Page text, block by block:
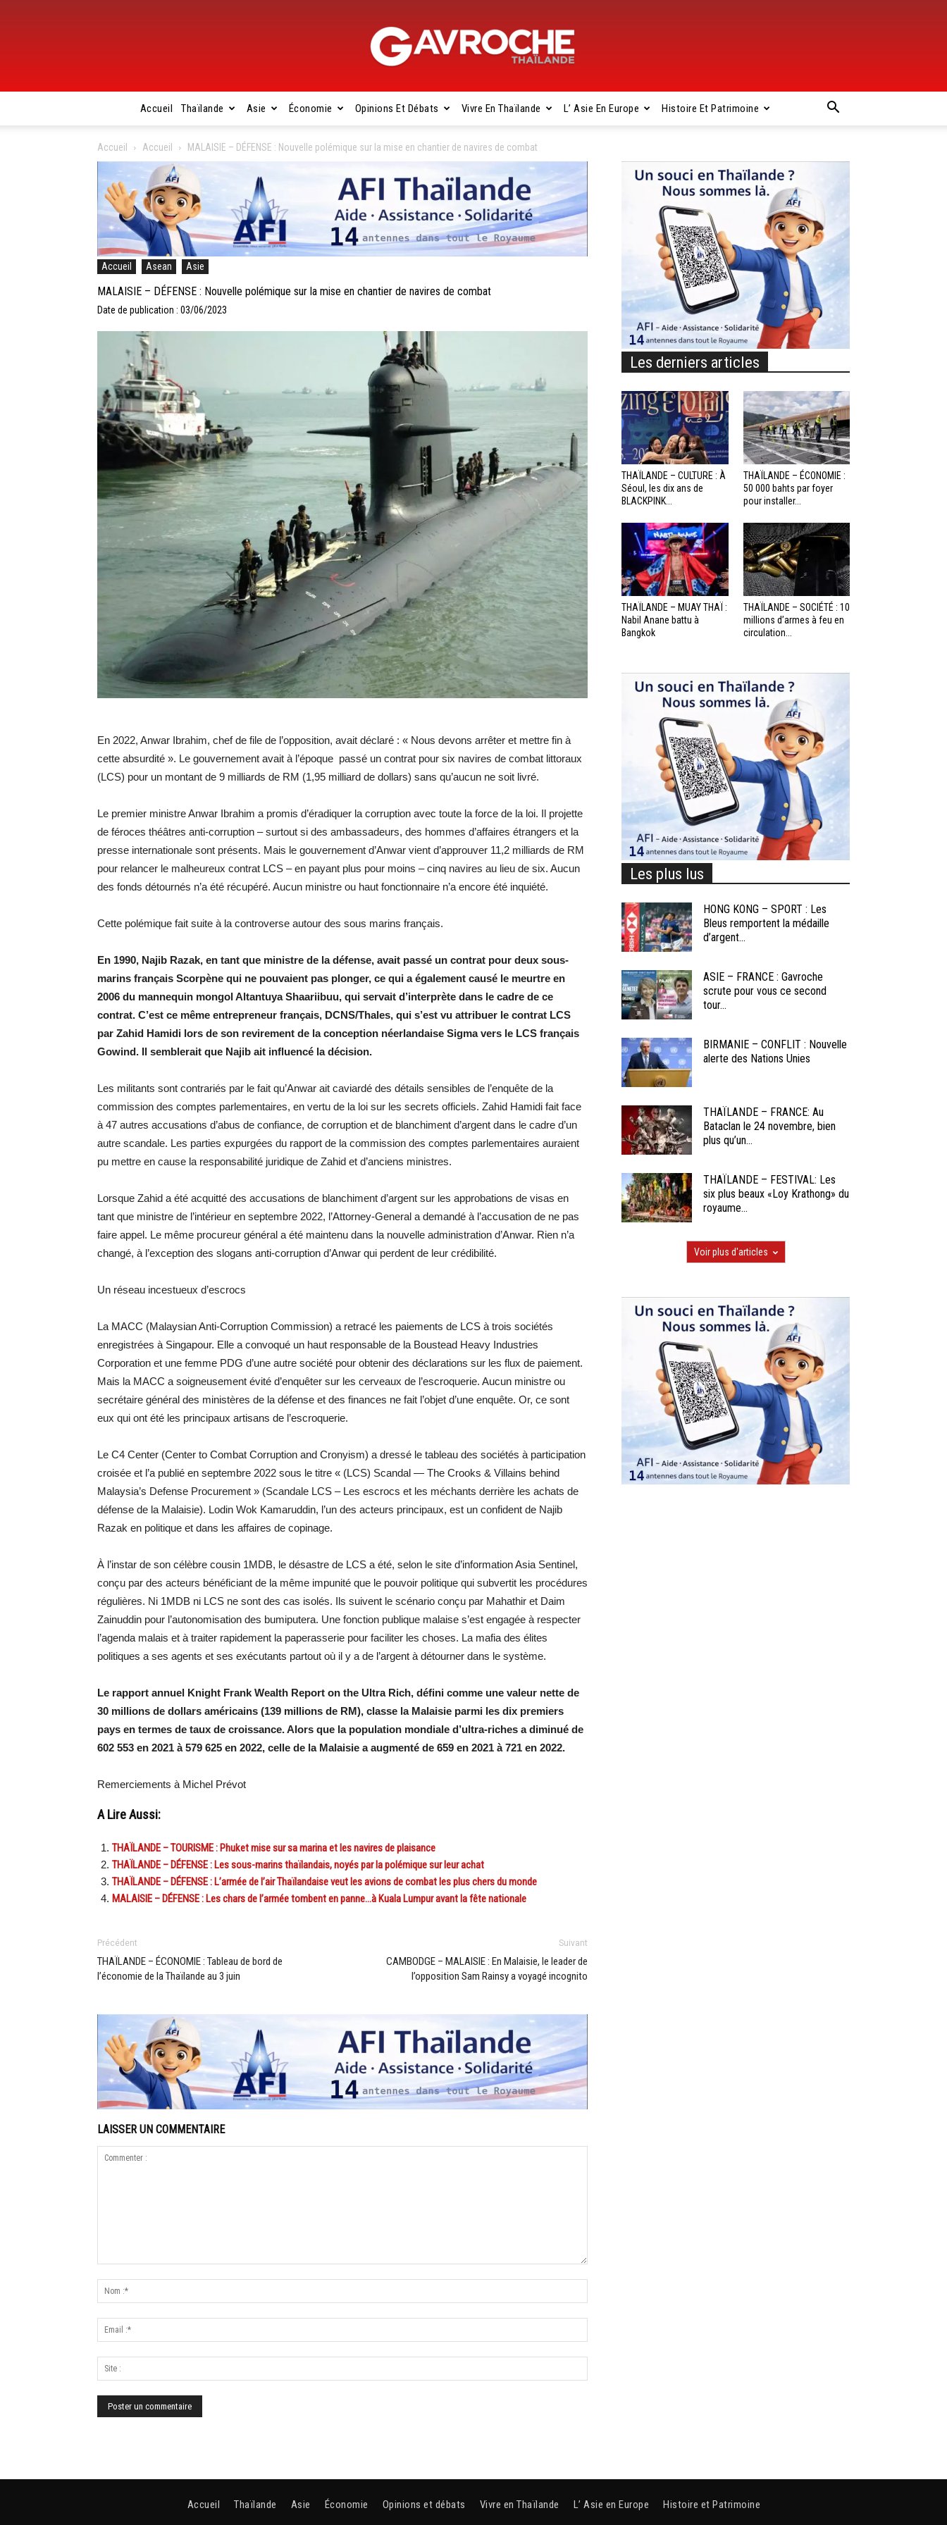
Gavroche
Thaïlande
Accueil Thaïlande Asie Économie Opinions Et Débats Vivre En Thaïlande L’ Asie En Europe Histoire Et Patrimoine
Accueil Accueil MALAISIE – DÉFENSE : Nouvelle polémique sur la mise en chantier de navires de combat
Accueil Asean Asie
MALAISIE – DÉFENSE : Nouvelle polémique sur la mise en chantier de navires de combat
Date de publication : 03/06/2023
En 2022, Anwar Ibrahim, chef de file de l’opposition, avait déclaré : « Nous devons arrêter et mettre fin à
cette absurdité ». Le gouvernement avait à l’époque passé un contrat pour six navires de combat littoraux
(LCS) pour un montant de 9 milliards de RM (1,95 milliard de dollars) sans qu’aucun ne soit livré.
Le premier ministre Anwar Ibrahim a promis d’éradiquer la corruption avec toute la force de la loi. Il projette
de féroces théâtres anti-corruption – surtout si des ambassadeurs, des hommes d’affaires étrangers et la
presse internationale sont présents. Mais le gouvernement d’Anwar vient d’approuver 11,2 milliards de RM
pour relancer le malheureux contrat LCS – en payant plus pour moins – cinq navires au lieu de six. Aucun
des fonds détournés n’a été récupéré. Aucun ministre ou haut fonctionnaire n’a encore été inquiété.
Cette polémique fait suite à la controverse autour des sous marins français.
En 1990, Najib Razak, en tant que ministre de la défense, avait passé un contrat pour deux sous-
marins français Scorpène qui ne pouvaient pas plonger, ce qui a également causé le meurtre en
2006 du mannequin mongol Altantuya Shaariibuu, qui servait d’interprète dans le cadre de ce
contrat. C’est ce même entrepreneur français, DCNS/Thales, qui s’est vu attribuer le contrat LCS
par Zahid Hamidi lors de son revirement de la conception néerlandaise Sigma vers le LCS français
Gowind. Il semblerait que Najib ait influencé la décision.
Les militants sont contrariés par le fait qu’Anwar ait caviardé des détails sensibles de l’enquête de la
commission des comptes parlementaires, en vertu de la loi sur les secrets officiels. Zahid Hamidi fait face
à 47 autres accusations d’abus de confiance, de corruption et de blanchiment d’argent dans le cadre d’un
autre scandale. Les parties expurgées du rapport de la commission des comptes parlementaires auraient
pu mettre en cause la responsabilité juridique de Zahid et d’anciens ministres.
Lorsque Zahid a été acquitté des accusations de blanchiment d’argent sur les approbations de visas en
tant que ministre de l’intérieur en septembre 2022, l’Attorney-General a demandé à l’accusation de ne pas
faire appel. Le même procureur général a été maintenu dans la nouvelle administration d’Anwar. Rien n’a
changé, à l’exception des slogans anti-corruption d’Anwar qui perdent de leur crédibilité.
Un réseau incestueux d’escrocs
La MACC (Malaysian Anti-Corruption Commission) a retracé les paiements de LCS à trois sociétés
enregistrées à Singapour. Elle a convoqué un haut responsable de la Boustead Heavy Industries
Corporation et une femme PDG d’une autre société pour obtenir des déclarations sur les flux de paiement.
Mais la MACC a soigneusement évité d’enquêter sur les cerveaux de l’escroquerie. Aucun ministre ou
secrétaire général des ministères de la défense et des finances ne fait l’objet d’une enquête. Or, ce sont
eux qui ont été les principaux artisans de l’escroquerie.
Le C4 Center (Center to Combat Corruption and Cronyism) a dressé le tableau des sociétés à participation
croisée et l’a publié en septembre 2022 sous le titre « (LCS) Scandal — The Crooks & Villains behind
Malaysia’s Defense Procurement » (Scandale LCS – Les escrocs et les méchants derrière les achats de
défense de la Malaisie). Lodin Wok Kamaruddin, l’un des acteurs principaux, est un confident de Najib
Razak en politique et dans les affaires de copinage.
À l’instar de son célèbre cousin 1MDB, le désastre de LCS a été, selon le site d’information Asia Sentinel,
conçu par des acteurs bénéficiant de la même impunité que le pouvoir politique qui subvertit les procédures
régulières. Ni 1MDB ni LCS ne sont des cas isolés. Ils suivent le scénario conçu par Mahathir et Daim
Zainuddin pour l’autonomisation des bumiputera. Une fonction publique malaise s’est engagée à respecter
l’agenda malais et à traiter rapidement la paperasserie pour faciliter les choses. La mafia des élites
politiques a ses agents et ses exécutants partout où il y a de l’argent à détourner dans le système.
Le rapport annuel Knight Frank Wealth Report on the Ultra Rich, défini comme une valeur nette de
30 millions de dollars américains (139 millions de RM), classe la Malaisie parmi les dix premiers
pays en termes de taux de croissance. Alors que la population mondiale d’ultra-riches a diminué de
602 553 en 2021 à 579 625 en 2022, celle de la Malaisie a augmenté de 659 en 2021 à 721 en 2022.
Remerciements à Michel Prévot
A Lire Aussi:
THAÏLANDE – TOURISME : Phuket mise sur sa marina et les navires de plaisance
THAÏLANDE – DÉFENSE : Les sous-marins thaïlandais, noyés par la polémique sur leur achat
THAÏLANDE – DÉFENSE : L’armée de l’air Thaïlandaise veut les avions de combat les plus chers du monde
MALAISIE – DÉFENSE : Les chars de l’armée tombent en panne…à Kuala Lumpur avant la fête nationale
Précédent
THAÏLANDE – ÉCONOMIE : Tableau de bord de
l’économie de la Thaïlande au 3 juin
Suivant
CAMBODGE – MALAISIE : En Malaisie, le leader de
l’opposition Sam Rainsy a voyagé incognito
LAISSER UN COMMENTAIRE
Les derniers articles
THAÏLANDE – CULTURE : À
Séoul, les dix ans de
BLACKPINK...
THAÏLANDE – ÉCONOMIE :
50 000 bahts par foyer
pour installer...
THAÏLANDE – MUAY THAÏ :
Nabil Anane battu à
Bangkok
THAÏLANDE – SOCIÉTÉ : 10
millions d’armes à feu en
circulation...
Les plus lus
HONG KONG – SPORT : Les
Bleus remportent la médaille
d’argent...
ASIE – FRANCE : Gavroche
scrute pour vous ce second
tour...
BIRMANIE – CONFLIT : Nouvelle
alerte des Nations Unies
THAÏLANDE – FRANCE: Au
Bataclan le 24 novembre, bien
plus qu’un...
THAÏLANDE – FESTIVAL: Les
six plus beaux «Loy Krathong» du
royaume...
Voir plus d'articles
Accueil Thaïlande Asie Économie Opinions et débats Vivre en Thaïlande L’ Asie en Europe Histoire et Patrimoine